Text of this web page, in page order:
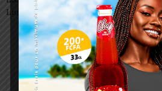
Lomé
août 2026
L M M J